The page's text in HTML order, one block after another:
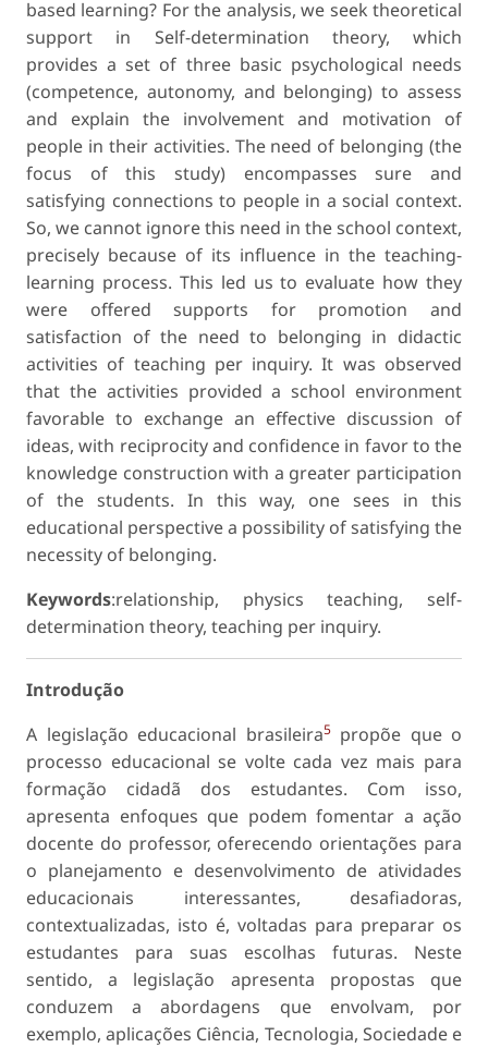
based learning? For the analysis, we seek theoretical
support in Self-determination theory, which
provides a set of three basic psychological needs
(competence, autonomy, and belonging) to assess
and explain the involvement and motivation of
people in their activities. The need of belonging (the
focus of this study) encompasses sure and
satisfying connections to people in a social context.
So, we cannot ignore this need in the school context,
precisely because of its influence in the teaching-
learning process. This led us to evaluate how they
were offered supports for promotion and
satisfaction of the need to belonging in didactic
activities of teaching per inquiry. It was observed
that the activities provided a school environment
favorable to exchange an effective discussion of
ideas, with reciprocity and confidence in favor to the
knowledge construction with a greater participation
of the students. In this way, one sees in this
educational perspective a possibility of satisfying the
necessity of belonging.
Keywords:relationship, physics teaching, self-
determination theory, teaching per inquiry.
Introdução
A legislação educacional brasileira5propõe que o
processo educacional se volte cada vez mais para
formação cidadã dos estudantes. Com isso,
apresenta enfoques que podem fomentar a ação
docente do professor, oferecendo orientações para
o planejamento e desenvolvimento de atividades
educacionais interessantes, desafiadoras,
contextualizadas, isto é, voltadas para preparar os
estudantes para suas escolhas futuras. Neste
sentido, a legislação apresenta propostas que
conduzem a abordagens que envolvam, por
exemplo, aplicações Ciência, Tecnologia, Sociedade e